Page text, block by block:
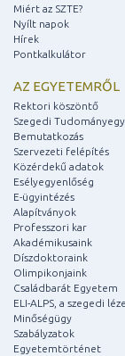
Miért az SZTE?
Nyílt napok
Hírek
Pontkalkulátor
AZ EGYETEMRŐL
Rektori köszöntő
Szegedi
Bemutatkozás
Szervezeti felépítés
Közérdekű adatok
Esélyegyenlőség
E-ügyintézés
Alapítványok
Professzori kar
Akadémikusaink
Díszdoktoraink
Olimpikonjaink
Családbarát Egyetem
ELI-ALPS, a szegedi
Minőségügy
Szabályzatok
Egyetemtörténet